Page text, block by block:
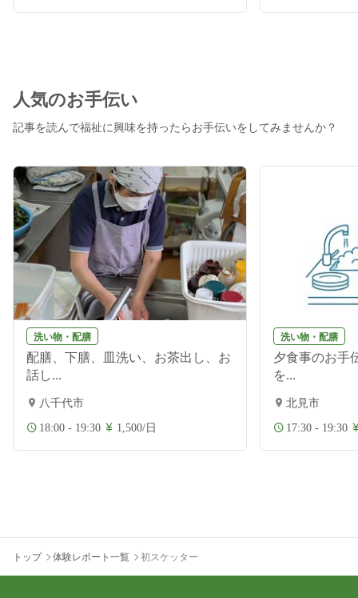
人気のお手伝い
記事を読んで福祉に興味を持ったらお手伝いをしてみませんか？
洗い物・配膳
配膳、下膳、皿洗い、お茶出し、お
話し...
八千代市
18:00 - 19:30 1,500/日
洗い物・配膳
夕食事のお手
を...
北見市
17:30 - 19:30
トップ 体験レポート一覧 初スケッター